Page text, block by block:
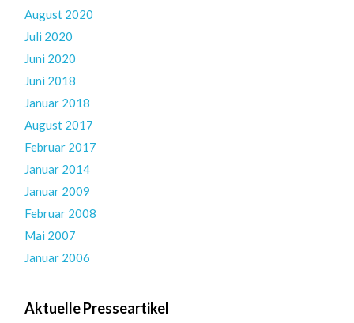
August 2020
Juli 2020
Juni 2020
Juni 2018
Januar 2018
August 2017
Februar 2017
Januar 2014
Januar 2009
Februar 2008
Mai 2007
Januar 2006
Aktuelle Presseartikel